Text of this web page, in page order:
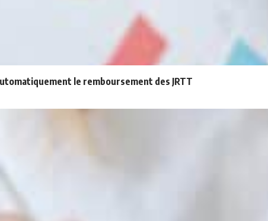
le remboursement des JRTT